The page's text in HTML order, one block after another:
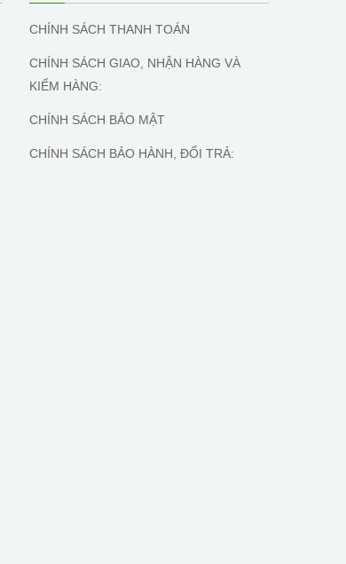
CHÍNH SÁCH THANH TOÁN
CHÍNH SÁCH GIAO, NHẬN HÀNG VÀ
KIỂM HÀNG:
CHÍNH SÁCH BẢO MẬT
CHÍNH SÁCH BẢO HÀNH, ĐỔI TRẢ: